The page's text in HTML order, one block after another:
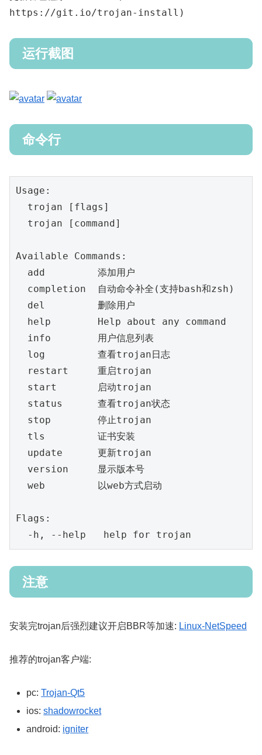
https://git.io/trojan-install)
运行截图
命令行
Usage:
  trojan [flags]
  trojan [command]
Available Commands:
  add         添加用户
  completion  自动命令补全(支持bash和zsh)
  del         删除用户
  help        Help about any command
  info        用户信息列表
  log         查看trojan日志
  restart     重启trojan
  start       启动trojan
  status      查看trojan状态
  stop        停止trojan
  tls         证书安装
  update      更新trojan
  version     显示版本号
  web         以web方式启动
Flags:
注意
安装完trojan后强烈建议开启BBR等加速: Linux-NetSpeed
推荐的trojan客户端:
pc:Trojan-Qt5
ios:shadowrocket
android: igniter